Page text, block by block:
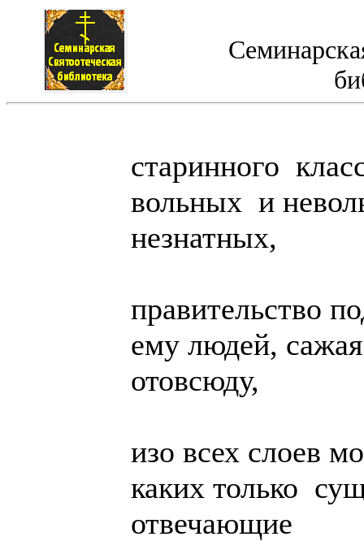
старинного
вольных и
незнатных,
правительство
ему людей,
отовсюду,
изо всех слоев
каких только
отвечающие